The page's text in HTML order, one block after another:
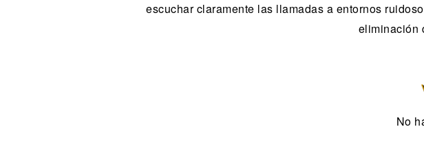
escuchar claramente las llamadas a entornos
eliminación
No